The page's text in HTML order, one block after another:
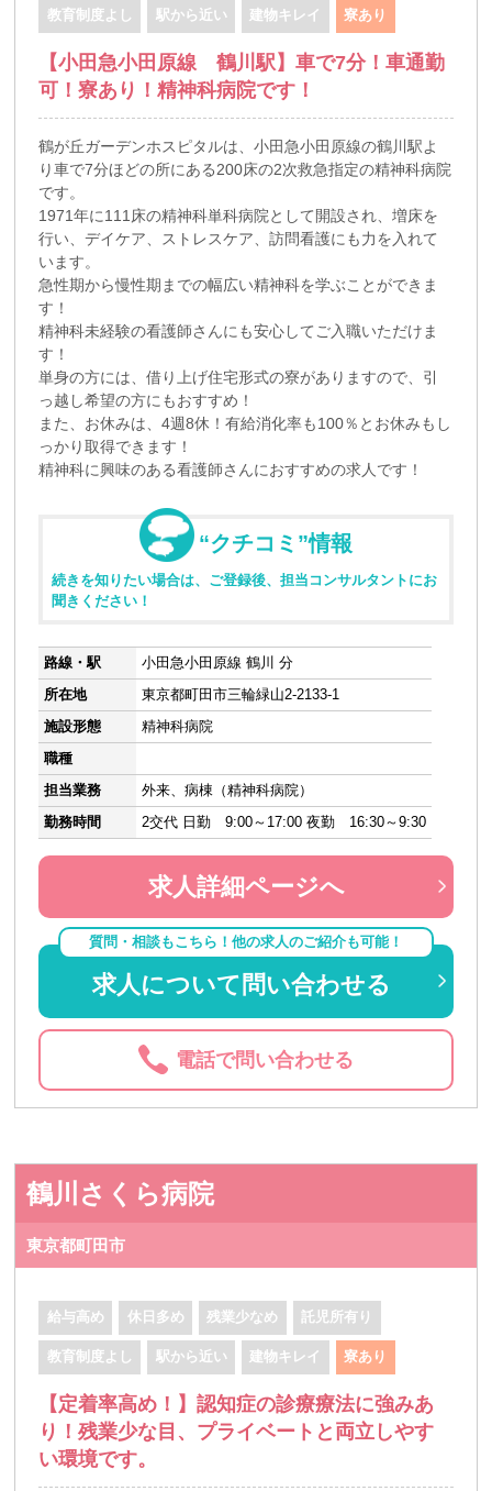
教育制度よし 駅から近い 建物キレイ 寮あり
【小田急小田原線 鶴川駅】車で7分！車通勤
可！寮あり！精神科病院です！
鶴が丘ガーデンホスピタルは、小田急小田原線の鶴川駅よ
り車で7分ほどの所にある200床の2次救急指定の精神科病院
です。
1971年に111床の精神科単科病院として開設され、増床を
行い、デイケア、ストレスケア、訪問看護にも力を入れて
います。
急性期から慢性期までの幅広い精神科を学ぶことができま
す！
精神科未経験の看護師さんにも安心してご入職いただけま
す！
単身の方には、借り上げ住宅形式の寮がありますので、引
っ越し希望の方にもおすすめ！
また、お休みは、4週8休！有給消化率も100％とお休みもし
っかり取得できます！
精神科に興味のある看護師さんにおすすめの求人です！
“クチコミ”情報
続きを知りたい場合は、ご登録後、担当コンサルタントにお
聞きください！
路線・駅
小田急小田原線 鶴川 分
所在地
東京都町田市三輪緑山2-2133-1
施設形態
精神科病院
職種
担当業務
外来、病棟（精神科病院）
勤務時間
2交代 日勤 9:00～17:00 夜勤 16:30～9:30
求人詳細ページへ
質問・相談もこちら！他の求人のご紹介も可能！
求人について問い合わせる
電話で問い合わせる
鶴川さくら病院
東京都町田市
給与高め 休日多め 残業少なめ 託児所有り
教育制度よし 駅から近い 建物キレイ 寮あり
【定着率高め！】認知症の診療療法に強みあ
り！残業少な目、プライベートと両立しやす
い環境です。